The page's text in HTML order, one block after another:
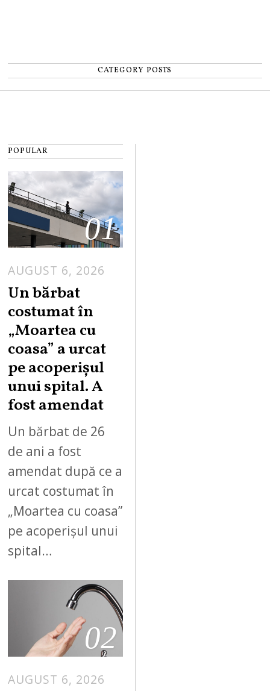
CATEGORY POSTS
POPULAR
01
AUGUST 6, 2026
Un bărbat
costumat în
„Moartea cu
coasa” a urcat
pe acoperișul
unui spital. A
fost amendat
Un bărbat de 26
de ani a fost
amendat după ce a
urcat costumat în
„Moartea cu coasa”
pe acoperișul unui
spital…
02
AUGUST 6, 2026